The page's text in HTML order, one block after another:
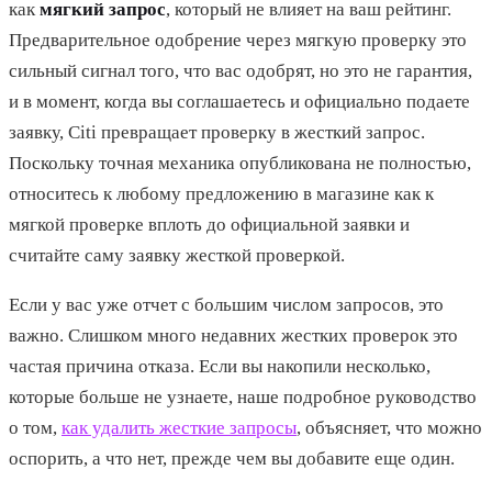
какмягкий запрос, который не влияет на ваш рейтинг.
Предварительное одобрение через мягкую проверку это
сильный сигнал того, что вас одобрят, но это не гарантия,
и в момент, когда вы соглашаетесь и официально подаете
заявку, Citi превращает проверку в жесткий запрос.
Поскольку точная механика опубликована не полностью,
относитесь к любому предложению в магазине как к
мягкой проверке вплоть до официальной заявки и
считайте саму заявку жесткой проверкой.
Если у вас уже отчет с большим числом запросов, это
важно. Слишком много недавних жестких проверок это
частая причина отказа. Если вы накопили несколько,
которые больше не узнаете, наше подробное руководство
о том, как удалить жесткие запросы, объясняет, что можно
оспорить, а что нет, прежде чем вы добавите еще один.